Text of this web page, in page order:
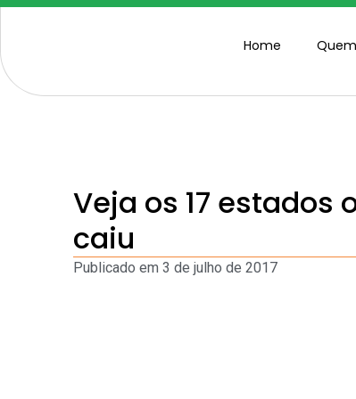
Home
Veja os 17 estados
caiu
Publicado em 3 de julho de 2017